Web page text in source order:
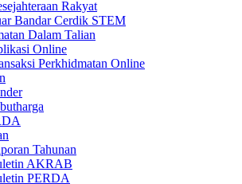
Rakyat
Bandar Cerdik STEM
Dalam Talian
Online
Perkhidmatan Online
Tahunan
AKRAB
PERDA